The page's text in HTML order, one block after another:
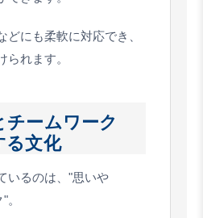
どにも柔軟に対応でき、
られます。
ームワーク
る文化
いるのは、"思いや